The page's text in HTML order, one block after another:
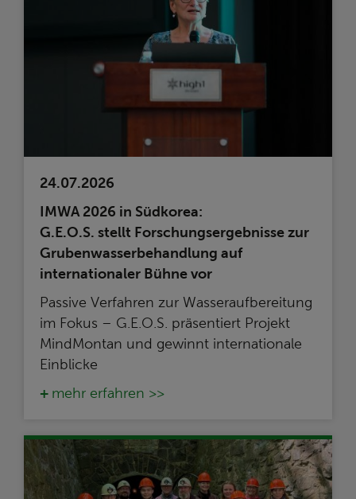
24.07.2026
IMWA 2026 in Südkorea:
G.E.O.S. stellt Forschungsergebnisse zur
Grubenwasserbehandlung auf
internationaler Bühne vor
Passive Verfahren zur Wasseraufbereitung
im Fokus – G.E.O.S. präsentiert Projekt
MindMontan und gewinnt internationale
Einblicke
mehr erfahren >>